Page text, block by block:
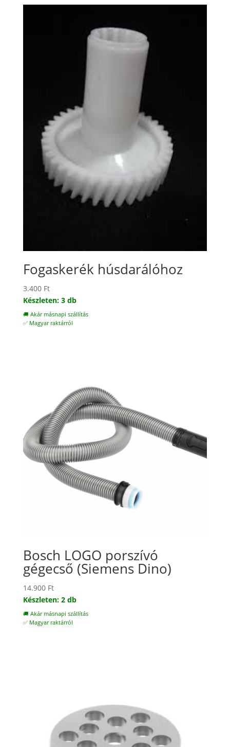
Fogaskerék húsdarálóhoz
3.400 Ft
Készleten: 3 db
🚚 Akár másnapi szállítás
✅ Magyar raktárról
Bosch LOGO porszívó
gégecső (Siemens Dino)
14.900 Ft
Készleten: 2 db
🚚 Akár másnapi szállítás
✅ Magyar raktárról